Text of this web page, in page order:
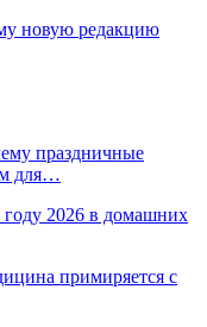
новую редакцию
праздничные
для…
2026 в домашних
примиряется с